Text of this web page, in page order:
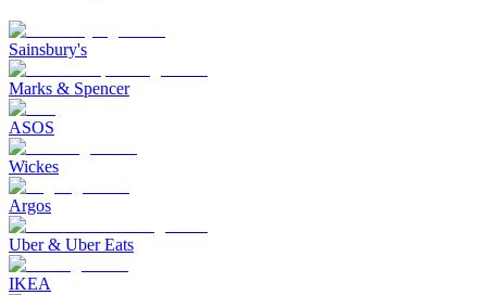
Sainsbury's
Marks & Spencer
ASOS
Wickes
Argos
Uber & Uber Eats
IKEA